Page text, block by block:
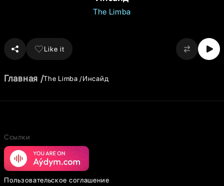
The Limba
Like it
Главная The Limba Инсайд
Ссылки
Пользовательское соглашение